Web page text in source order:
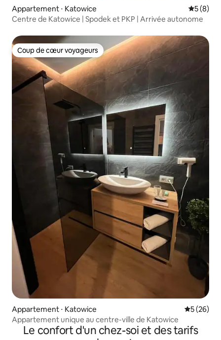
Appartement ⋅ Katowice
5 (8)
Centre de Katowice | Spodek et PKP | Arrivée autonome
Coup de cœur voyageurs
Coup de cœur voyageurs
Appartement ⋅ Katowice
5 (26)
Appartement unique au centre-ville de Katowice
Le confort d'un chez-soi et des tarifs